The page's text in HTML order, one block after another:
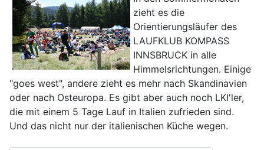
zieht es die
Orientierungsläufer des
LAUFKLUB KOMPASS
INNSBRUCK in alle
Himmelsrichtungen. Einige
"goes west", andere zieht es mehr nach Skandinavien
oder nach Osteuropa. Es gibt aber auch noch LKI'ler,
die mit einem 5 Tage Lauf in Italien zufrieden sind.
Und das nicht nur der italienischen Küche wegen.